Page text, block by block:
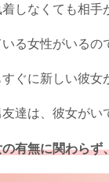
しなくても相手
る女性がいるの
ぐに新しい彼女
達は、彼女がい
有無に関わらず